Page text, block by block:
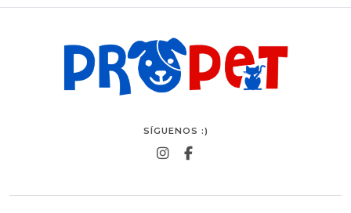
SÍGUENOS :)